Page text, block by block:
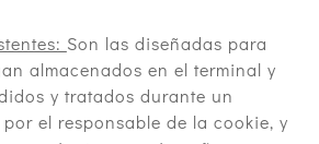
Son las diseñadas para
almacenados en el terminal y
y tratados durante un
el responsable de la cookie, y